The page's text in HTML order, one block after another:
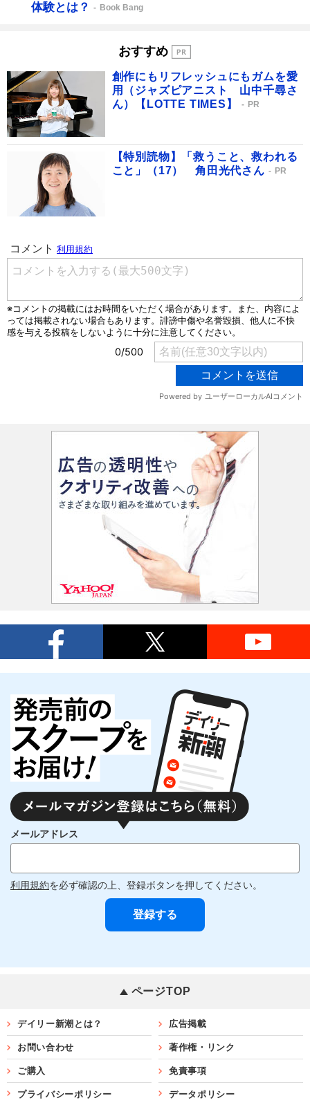
体験とは？
Book Bang
おすすめ
創作にもリフレッシュにもガムを愛
用（ジャズピアニスト 山中千尋さ
ん）【LOTTE TIMES】
PR
【特別読物】「救うこと、救われる
こと」（17） 角田光代さん
PR
メールアドレス
利用規約を必ず確認の上、登録ボタンを押してください。
ページTOP
デイリー新潮とは？ 広告掲載
お問い合わせ 著作権・リンク
ご購入 免責事項
プライバシーポリシー データポリシー